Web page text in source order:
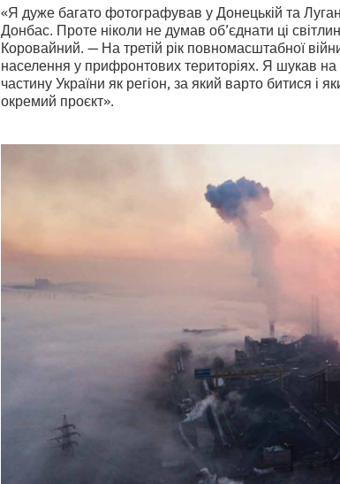
«Я дуже багато фотографував у Донецькій та
Донбас. Проте ніколи не думав об’єднати ці
Коровайний. — На третій рік повномасштабної
населення у прифронтових територіях. Я шукав
частину України як регіон, за який варто битися і
окремий проєкт».